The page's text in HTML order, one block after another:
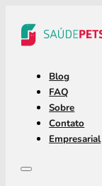
Blog
FAQ
Sobre
Contato
Empresarial